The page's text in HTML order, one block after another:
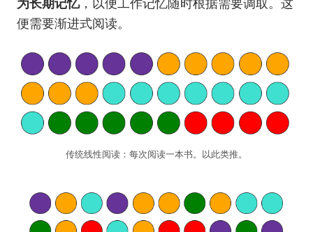
便需要渐进式阅读。
传统线性阅读：每次阅读一本书。以此类推。